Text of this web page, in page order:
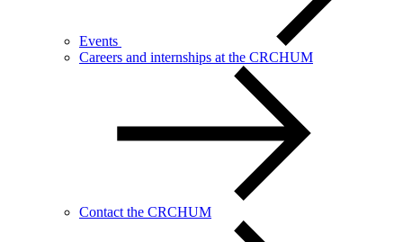
Events
Careers and internships at the CRCHUM
Contact the CRCHUM